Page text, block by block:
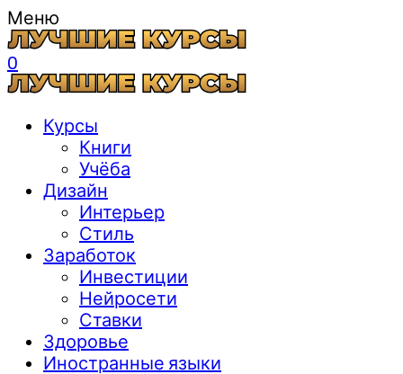
Меню
0
Курсы
Книги
Учёба
Дизайн
Интерьер
Стиль
Заработок
Инвестиции
Нейросети
Ставки
Здоровье
Иностранные языки